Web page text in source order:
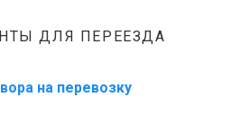
ДЛЯ ПЕРЕЕЗДА
на перевозку